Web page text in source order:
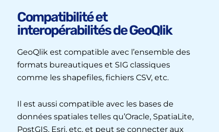
Compatibilité et
interopérabilités de GeoQlik
GeoQlik est compatible avec l’ensemble des
formats bureautiques et SIG classiques
comme les shapefiles, fichiers CSV, etc.
Il est aussi compatible avec les bases de
données spatiales telles qu’Oracle, SpatiaLite,
PostGIS, Esri, etc, et peut se connecter aux